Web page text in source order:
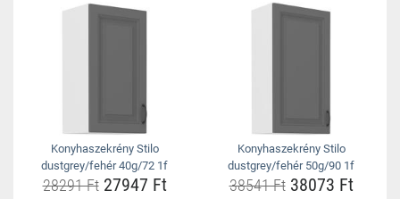
Konyhaszekrény Stilo
dustgrey/fehér 40g/72 1f
28291 Ft27947 Ft
Konyhaszekrény Stilo
dustgrey/fehér 50g/90 1f
38541 Ft38073 Ft